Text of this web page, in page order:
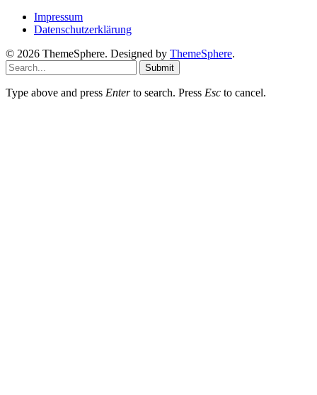
Impressum
Datenschutzerklärung
© 2026 ThemeSphere. Designed by ThemeSphere.
Submit
Type above and press Enterto search. Press Esc to cancel.